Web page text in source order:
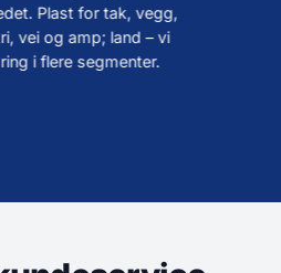
Plast for tak, vegg,
vei og amp; land – vi
i flere segmenter.